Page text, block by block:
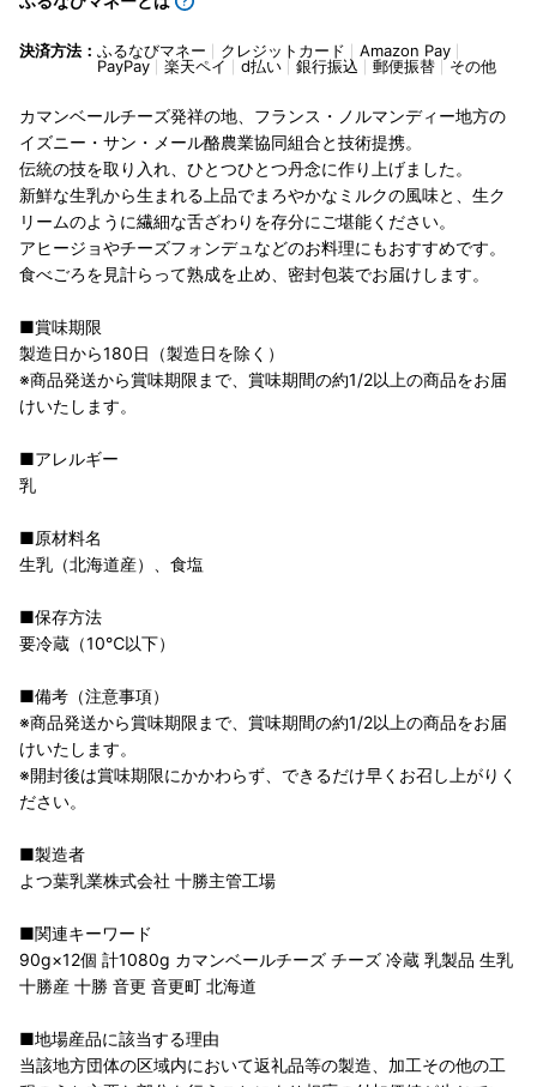
決済方法： ふるなびマネー クレジットカード
Amazon Pay
PayPay
楽天ペイ d払い 銀行振込 郵便振替 その他
カマンベールチーズ発祥の地、フランス・ノルマンディー地方の
イズニー・サン・メール酪農業協同組合と技術提携。
伝統の技を取り入れ、ひとつひとつ丹念に作り上げました。
新鮮な生乳から生まれる上品でまろやかなミルクの風味と、生ク
リームのように繊細な舌ざわりを存分にご堪能ください。
アヒージョやチーズフォンデュなどのお料理にもおすすめです。
食べごろを見計らって熟成を止め、密封包装でお届けします。
■賞味期限
製造日から180日（製造日を除く）
※商品発送から賞味期限まで、賞味期間の約1/2以上の商品をお届
けいたします。
■アレルギー
乳
■原材料名
生乳（北海道産）、食塩
■保存方法
要冷蔵（10℃以下）
■備考（注意事項）
※商品発送から賞味期限まで、賞味期間の約1/2以上の商品をお届
けいたします。
※開封後は賞味期限にかかわらず、できるだけ早くお召し上がりく
ださい。
■製造者
よつ葉乳業株式会社 十勝主管工場
■関連キーワード
90g×12個 計1080g カマンベールチーズ チーズ 冷蔵 乳製品 生乳
十勝産 十勝 音更 音更町 北海道
■地場産品に該当する理由
当該地方団体の区域内において返礼品等の製造、加工その他の工